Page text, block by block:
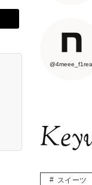
スイーツ